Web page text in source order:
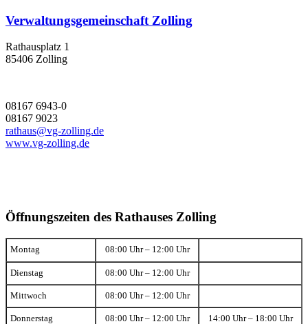
Verwaltungsgemeinschaft Zolling
Rathausplatz 1
85406 Zolling
08167 6943-0
08167 9023
rathaus@vg-zolling.de
www.vg-zolling.de
Öffnungszeiten des Rathauses Zolling
Montag 08:00 Uhr – 12:00 Uhr
Dienstag 08:00 Uhr – 12:00 Uhr
Mittwoch 08:00 Uhr – 12:00 Uhr
Donnerstag 08:00 Uhr – 12:00 Uhr 14:00 Uhr – 18:00 Uhr